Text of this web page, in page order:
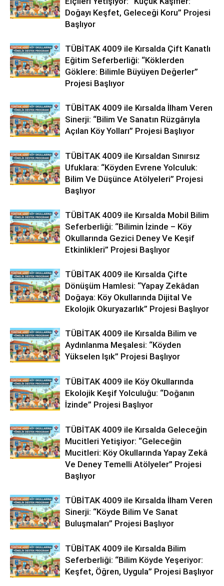
Doğayı Keşfet, Geleceği Koru” Projesi
Başlıyor
TÜBİTAK 4009 ile Kırsalda Çift Kanatlı
Eğitim Seferberliği: “Köklerden
Göklere: Bilimle Büyüyen Değerler”
Projesi Başlıyor
TÜBİTAK 4009 ile Kırsalda İlham Veren
Sinerji: “Bilim Ve Sanatın Rüzgârıyla
Açılan Köy Yolları” Projesi Başlıyor
TÜBİTAK 4009 ile Kırsaldan Sınırsız
Ufuklara: “Köyden Evrene Yolculuk:
Bilim Ve Düşünce Atölyeleri” Projesi
Başlıyor
TÜBİTAK 4009 ile Kırsalda Mobil Bilim
Seferberliği: “Bilimin İzinde – Köy
Okullarında Gezici Deney Ve Keşif
Etkinlikleri” Projesi Başlıyor
TÜBİTAK 4009 ile Kırsalda Çifte
Dönüşüm Hamlesi: “Yapay Zekâdan
Doğaya: Köy Okullarında Dijital Ve
Ekolojik Okuryazarlık” Projesi Başlıyor
TÜBİTAK 4009 ile Kırsalda Bilim ve
Aydınlanma Meşalesi: “Köyden
Yükselen Işık” Projesi Başlıyor
TÜBİTAK 4009 ile Köy Okullarında
Ekolojik Keşif Yolculuğu: “Doğanın
İzinde” Projesi Başlıyor
TÜBİTAK 4009 ile Kırsalda Geleceğin
Mucitleri Yetişiyor: “Geleceğin
Mucitleri: Köy Okullarında Yapay Zekâ
Ve Deney Temelli Atölyeler” Projesi
Başlıyor
TÜBİTAK 4009 ile Kırsalda İlham Veren
Sinerji: “Köyde Bilim Ve Sanat
Buluşmaları” Projesi Başlıyor
TÜBİTAK 4009 ile Kırsalda Bilim
Seferberliği: “Bilim Köyde Yeşeriyor:
Keşfet, Öğren, Uygula” Projesi Başlıyor